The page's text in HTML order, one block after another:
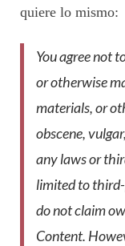
quiere lo mismo:
You agree not
or otherwise
materials, or
obscene,
any laws or
limited to
do not claim
Content.